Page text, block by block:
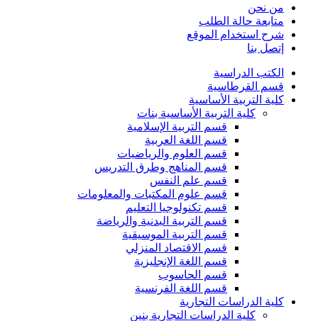
من نحن
متابعة حالة الطلب
شرح استخدام الموقع
إتصل بنا
الكتب الدراسية
قسم القرطاسية
كلية التربية الأساسية
كلية التربية الأساسية بنات
قسم التربية الإسلامية
قسم اللغة العربية
قسم العلوم والرياضيات
قسم المناهج وطرق التدريس
قسم علم النفس
قسم علوم المكتبات والمعلومات
قسم تكنولوجيا التعليم
قسم التربية البدنية والرياضة
قسم التربية الموسيقية
قسم الاقتصاد المنزلي
قسم اللغة الإنجليزية
قسم الحاسوب
قسم اللغة الفرنسية
كلية الدراسات التجارية
كلية الدراسات التجارية بنين